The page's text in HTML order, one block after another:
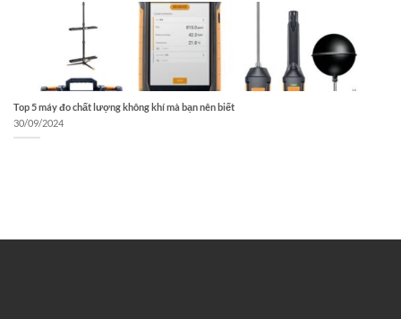
Top 5 máy đo chất lượng không khí mà bạn nên biết
30/09/2024